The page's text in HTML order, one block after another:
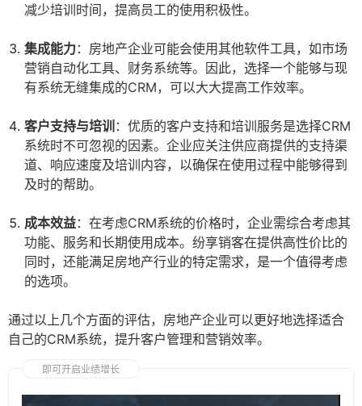
减少培训时间，提高员工的使用积极性。
集成能力：房地产企业可能会使用其他软件工具，如市场
营销自动化工具、财务系统等。因此，选择一个能够与现
有系统无缝集成的CRM，可以大大提高工作效率。
客户支持与培训 ：优质的客户支持和培训服务是选择CRM
系统时不可忽视的因素。企业应关注供应商提供的支持渠
道、响应速度及培训内容，以确保在使用过程中能够得到
及时的帮助。
成本效益：在考虑CRM系统的价格时，企业需综合考虑其
功能、服务和长期使用成本。纷享销客在提供高性价比的
同时，还能满足房地产行业的特定需求，是一个值得考虑
的选项。
通过以上几个方面的评估，房地产企业可以更好地选择适合
自己的CRM系统，提升客户管理和营销效率。
即可开启业绩增长